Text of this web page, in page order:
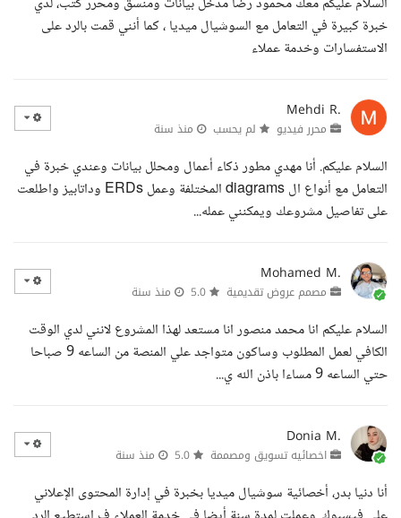
خبرة كبيرة في التعامل مع السوشيال ميديا ، كما أنني قمت بالرد على
الاستفسارات وخدمة عملاء
Mehdi R.
محرر فيديو لم يحسب منذ سنة
السلام عليكم. أنا مهدي مطور ذكاء أعمال ومحلل بيانات وعندي خبرة في
التعامل مع أنواع ال diagrams المختلفة وعمل ERDs وداتابيز واطلعت
على تفاصيل مشروعك ويمكنني عمله...
Mohamed M.
مصمم عروض تقديمية منذ سنة
السلام عليكم انا محمد منصور انا مستعد لهذا المشروع لانني لدي الوقت
الكافي لعمل المطلوب وساكون متواجد علي المنصة من الساعه 9 صباحا
حتي الساعه 9 مساءا باذن الله ي...
Donia M.
اخصائيه تسويق ومصممة منذ سنة
أنا دنيا بدر، أخصائية سوشيال ميديا بخبرة في إدارة المحتوى الإعلاني